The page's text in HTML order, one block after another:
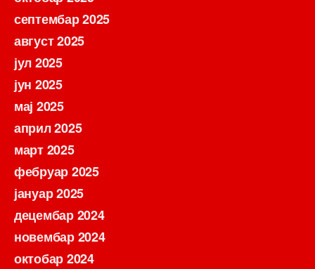
септембар 2025
август 2025
јул 2025
јун 2025
мај 2025
април 2025
март 2025
фебруар 2025
јануар 2025
децембар 2024
новембар 2024
октобар 2024